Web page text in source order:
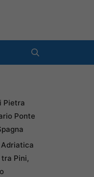
Pietra
Ponte
Adriatica
Pini,